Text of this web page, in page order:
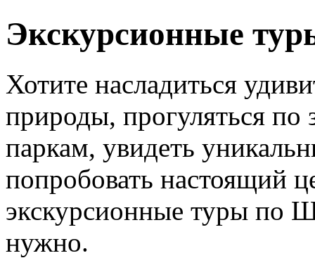
Экскурсионные
Хотите насладиться
природы, прогуляться
паркам, увидеть
попробовать настоящий
экскурсионные туры по
нужно.